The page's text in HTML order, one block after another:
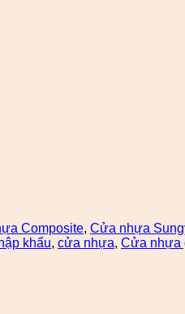
Composite, Cửa nhựa
khẩu, cửa nhựa, Cửa nhựa